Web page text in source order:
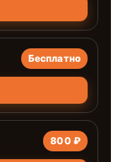
Бесплатно
800 ₽